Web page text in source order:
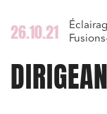
26.10.21